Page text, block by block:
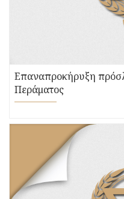
Επαναπροκήρυξη
Περάματος